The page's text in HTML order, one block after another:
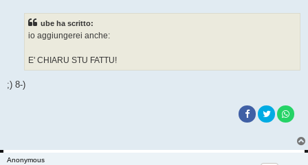
ube ha scritto:
io aggiungerei anche:
E' CHIARU STU FATTU!
;) 8-)
Anonymous